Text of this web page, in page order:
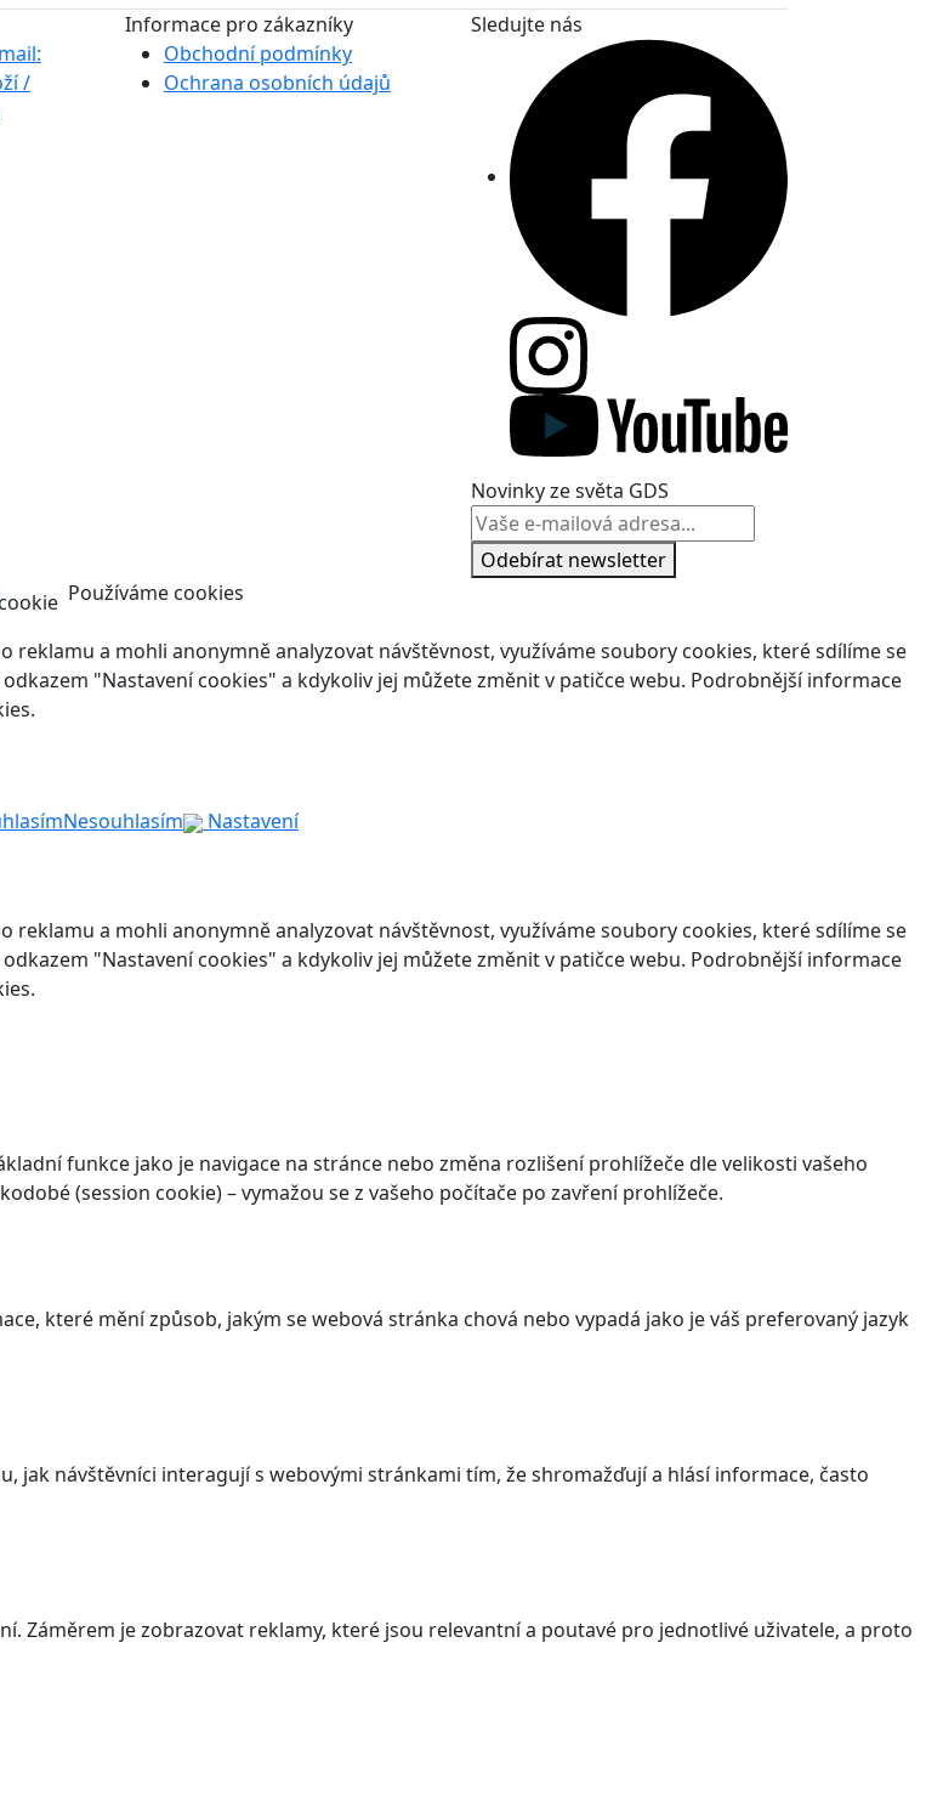
/
Informace pro zákazníky
Obchodní podmínky
Ochrana osobních údajů
Sledujte nás
Novinky ze světa GDS
Odebírat newsletter
Používáme cookies
a mohli anonymně analyzovat návštěvnost, využíváme soubory cookies, které sdílíme se
"Nastavení cookies" a kdykoliv jej můžete změnit v patičce webu. Podrobnější informace
Nesouhlasím Nastavení
a mohli anonymně analyzovat návštěvnost, využíváme soubory cookies, které sdílíme se
"Nastavení cookies" a kdykoliv jej můžete změnit v patičce webu. Podrobnější informace
funkce jako je navigace na stránce nebo změna rozlišení prohlížeče dle velikosti vašeho
(session cookie) – vymažou se z vašeho počítače po zavření prohlížeče.
které mění způsob, jakým se webová stránka chová nebo vypadá jako je váš preferovaný jazyk
návštěvníci interagují s webovými stránkami tím, že shromažďují a hlásí informace, často
Záměrem je zobrazovat reklamy, které jsou relevantní a poutavé pro jednotlivé uživatele, a proto